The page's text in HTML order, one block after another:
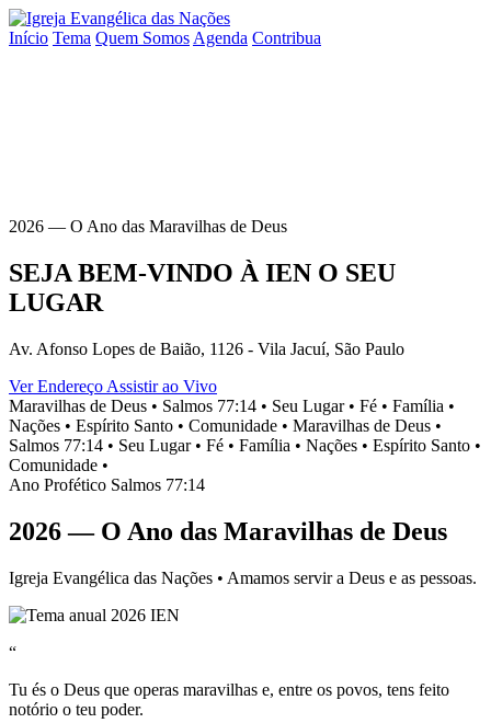
Início Tema Quem Somos Agenda Contribua
2026 — O Ano das Maravilhas de Deus
SEJA BEM-VINDO À IEN O SEU
LUGAR
Av. Afonso Lopes de Baião, 1126 - Vila Jacuí, São Paulo
Ver Endereço Assistir ao Vivo
Maravilhas de Deus • Salmos 77:14 • Seu Lugar • Fé • Família •
Nações • Espírito Santo • Comunidade • Maravilhas de Deus •
Salmos 77:14 • Seu Lugar • Fé • Família • Nações • Espírito Santo •
Comunidade •
Ano Profético Salmos 77:14
2026 — O Ano das Maravilhas de Deus
Igreja Evangélica das Nações • Amamos servir a Deus e as pessoas.
“
Tu és o Deus que operas maravilhas e, entre os povos, tens feito
notório o teu poder.